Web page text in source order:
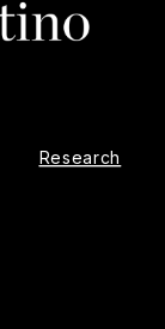
Research